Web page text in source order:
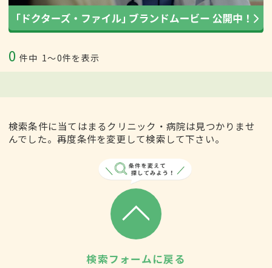
0 件中 1〜0件を表示
検索条件に当てはまるクリニック・病院は見つかりませ
んでした。再度条件を変更して検索して下さい。
検索フォームに戻る